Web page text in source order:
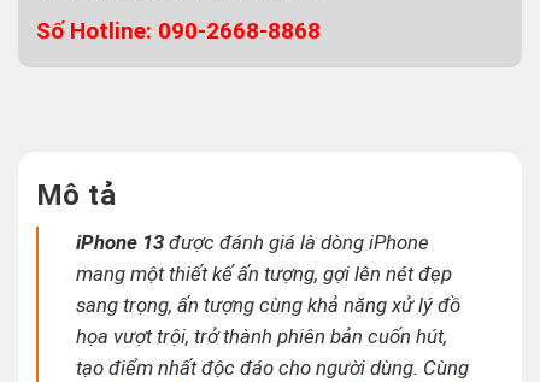
Số Hotline: 090-2668-8868
Mô tả
iPhone 13 được đánh giá là dòng iPhone
mang một thiết kế ấn tượng, gợi lên nét đẹp
sang trọng, ấn tượng cùng khả năng xử lý đồ
họa vượt trội, trở thành phiên bản cuốn hút,
tạo điểm nhất độc đáo cho người dùng. Cùng